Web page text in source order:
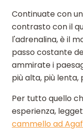
Continuate con
contrasto con il
l'adrenalina, è il
passo costante
ammirate i
più alta, più lenta,
Per tutto quello
esperienza,
cammello ad